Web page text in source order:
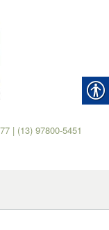
| (13) 97800-5451